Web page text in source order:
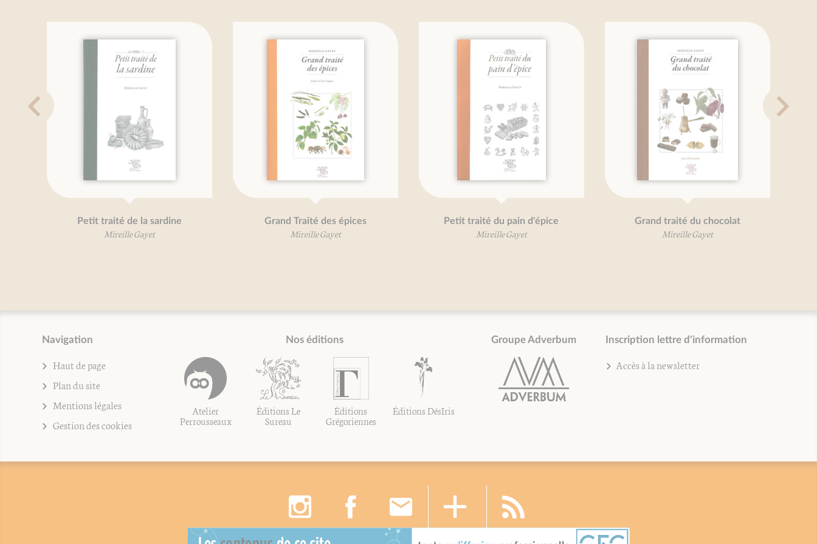
Petit traité de la sardine
Mireille Gayet
Grand Traité des épices
Mireille Gayet
Petit traité du pain d'épice
Mireille Gayet
Grand traité du chocolat
Mireille Gayet
Navigation
Haut de page
Plan du site
Mentions légales
Gestion des cookies
Nos éditions
Atelier
Perrousseaux
Éditions Le
Sureau
Éditions
Grégoriennes
Éditions DésIris
Groupe Adverbum Inscription lettre d'information
Accès à la newsletter